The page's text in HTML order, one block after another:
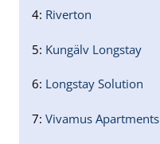
4: Riverton
5: Kungälv Longstay
6: Longstay Solution
7: Vivamus Apartments